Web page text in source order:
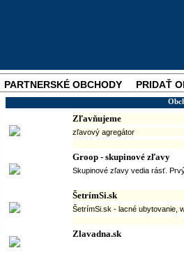
PARTNERSKÉ OBCHODY
PRIDAŤ
Zľavňujeme
zľavový agregátor
Groop - skupinové zľavy
Skupinové zľavy vedia rásť.
ŠetrímSi.sk
ŠetrímSi.sk - lacné ubytovanie,
Zlavadna.sk